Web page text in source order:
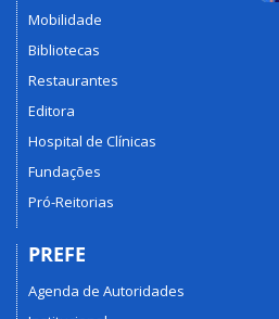
Mobilidade
Bibliotecas
Restaurantes
Editora
Hospital de Clínicas
Fundações
Pró-Reitorias
PREFE
Agenda de Autoridades